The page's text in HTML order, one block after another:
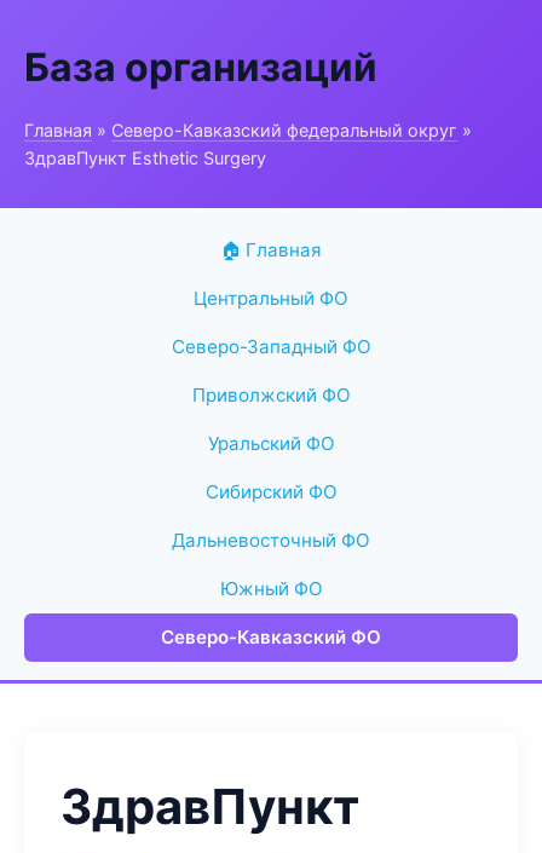
База организаций
Главная » Северо-Кавказский федеральный округ »
ЗдравПункт Esthetic Surgery
🏠 Главная
Центральный ФО
Северо-Западный ФО
Приволжский ФО
Уральский ФО
Сибирский ФО
Дальневосточный ФО
Южный ФО
Северо-Кавказский ФО
ЗдравПункт